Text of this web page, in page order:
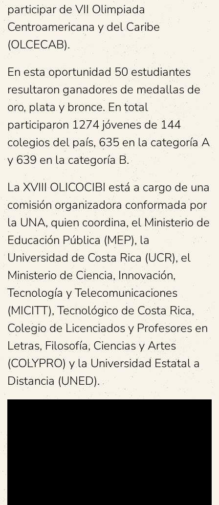
participar de VII Olimpiada
Centroamericana y del Caribe
(OLCECAB).
En esta oportunidad 50 estudiantes
resultaron ganadores de medallas de
oro, plata y bronce. En total
participaron 1274 jóvenes de 144
colegios del país, 635 en la categoría A
y 639 en la categoría B.
La XVIII OLICOCIBI está a cargo de una
comisión organizadora conformada por
la UNA, quien coordina, el Ministerio de
Educación Pública (MEP), la
Universidad de Costa Rica (UCR), el
Ministerio de Ciencia, Innovación,
Tecnología y Telecomunicaciones
(MICITT), Tecnológico de Costa Rica,
Colegio de Licenciados y Profesores en
Letras, Filosofía, Ciencias y Artes
(COLYPRO) y la Universidad Estatal a
Distancia (UNED).